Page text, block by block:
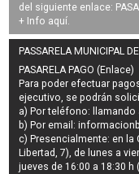
del siguiente enlace:
+ Info aquí.
PASSARELA MUNICIPAL
PASARELA PAGO (Enlace)
Para poder efectuar
ejecutivo, se podrán
a) Por teléfono: llamando
b) Por email:
c) Presencialmente: en la
Libertad, 7), de lunes a
jueves de 16:00 a 18:30